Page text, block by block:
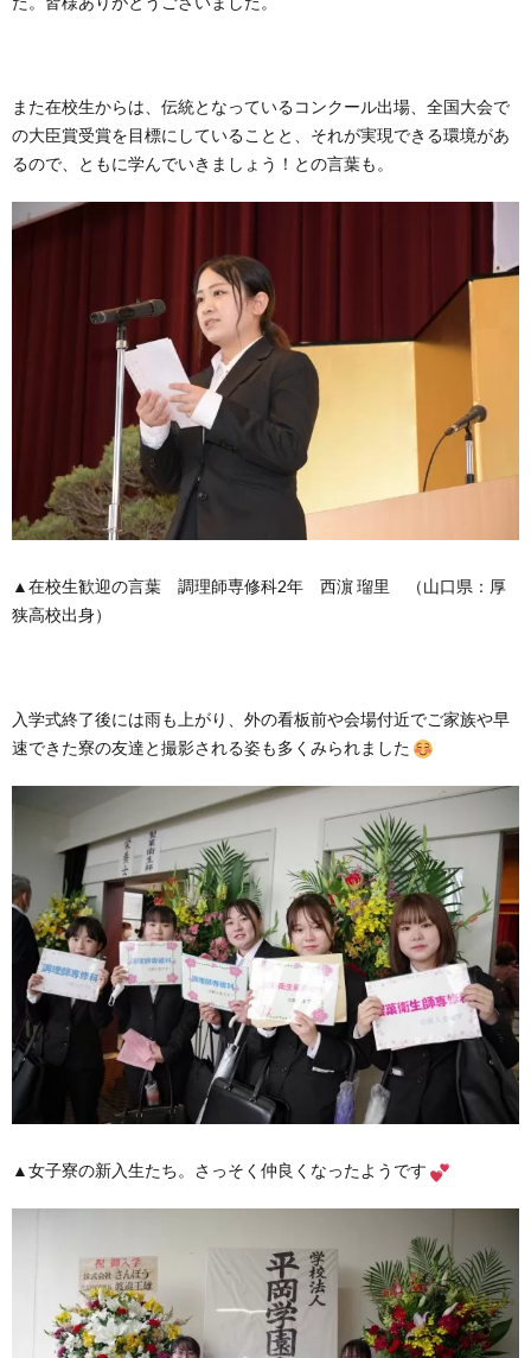
また在校生からは、伝統となっているコンクール出場、全国大会で
の大臣賞受賞を目標にしていることと、それが実現できる環境があ
るので、ともに学んでいきましょう！との言葉も。
▲在校生歓迎の言葉 調理師専修科2年 西濵 瑠里 （山口県：厚
狭高校出身）
入学式終了後には雨も上がり、外の看板前や会場付近でご家族や早
速できた寮の友達と撮影される姿も多くみられました
▲女子寮の新入生たち。さっそく仲良くなったようです